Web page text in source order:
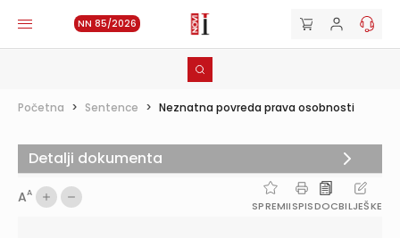
NN 85/2026
Početna > Sentence > Neznatna povreda prava osobnosti
AA
SPREMIISPISDOCBILJEŠKE
Detalji dokumenta